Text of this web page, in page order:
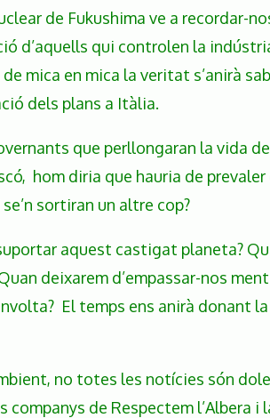
de Fukushima ve a recordar-
d’aquells qui controlen la
mica en mica la veritat s’anirà
dels plans a Itàlia.
que perllongaran la vida
hom diria que hauria de
sortiran un altre cop?
aquest castigat planeta?
deixarem d’empassar-nos
El temps ens anirà donant
no totes les notícies són
companys de Respectem